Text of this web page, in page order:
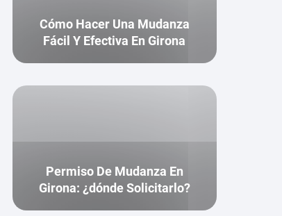
Cómo Hacer Una Mudanza
Fácil Y Efectiva En Girona
Permiso De Mudanza En
Girona: ¿dónde Solicitarlo?